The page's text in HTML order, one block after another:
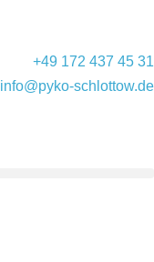
+49 172 437 45 31
info@pyko-schlottow.de